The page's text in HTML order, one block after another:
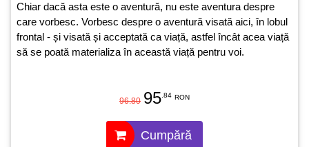
Chiar dacă asta este o aventură, nu este aventura despre
care vorbesc. Vorbesc despre o aventură visată aici, în lobul
frontal - și visată și acceptată ca viață, astfel încât acea viață
să se poată materializa în această viață pentru voi.
96.80 95.84 RON
Cumpără